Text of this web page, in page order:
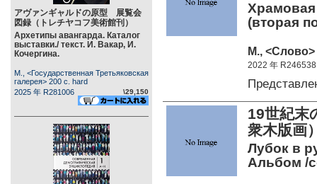
アヴァンギャルドの原型 展覧会
図録（トレチヤコフ美術館刊）
Архетипы авангарда. Каталог
выставки./ текст. И. Вакар, И.
Кочергина.
М., <Государственная Третьяковская
галерея> 200 c. hard
2025 年 R281006
\29,150
Храмовая
(вторая
М., <Слово>
2022 年 R246538
19世紀末
衆木版
Лубок в
Альбом /